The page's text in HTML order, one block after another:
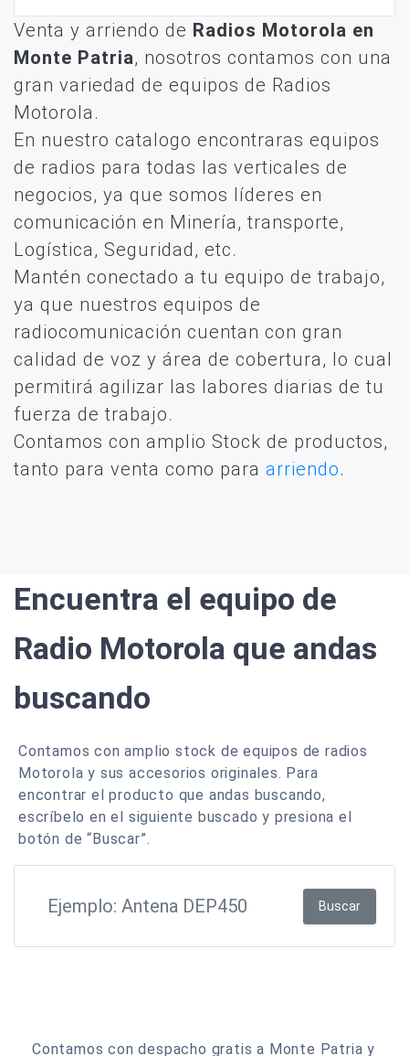
Venta y arriendo de Radios Motorola en
Monte Patria, nosotros contamos con una
gran variedad de equipos de Radios
Motorola.
En nuestro catalogo encontraras equipos
de radios para todas las verticales de
negocios, ya que somos líderes en
comunicación en Minería, transporte,
Logística, Seguridad, etc.
Mantén conectado a tu equipo de trabajo,
ya que nuestros equipos de
radiocomunicación cuentan con gran
calidad de voz y área de cobertura, lo cual
permitirá agilizar las labores diarias de tu
fuerza de trabajo.
Contamos con amplio Stock de productos,
tanto para venta como para arriendo.
Encuentra el equipo de
Radio Motorola que andas
buscando
Contamos con amplio stock de equipos de radios
Motorola y sus accesorios originales. Para
encontrar el producto que andas buscando,
escríbelo en el siguiente buscado y presiona el
botón de “Buscar”.
Buscar
Contamos con despacho gratis a Monte Patria y